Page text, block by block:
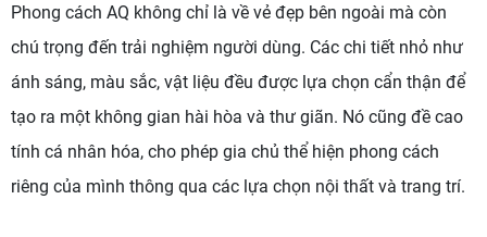
Phong cách AQ không chỉ là về vẻ đẹp bên ngoài mà còn
chú trọng đến trải nghiệm người dùng. Các chi tiết nhỏ như
ánh sáng, màu sắc, vật liệu đều được lựa chọn cẩn thận để
tạo ra một không gian hài hòa và thư giãn. Nó cũng đề cao
tính cá nhân hóa, cho phép gia chủ thể hiện phong cách
riêng của mình thông qua các lựa chọn nội thất và trang trí.